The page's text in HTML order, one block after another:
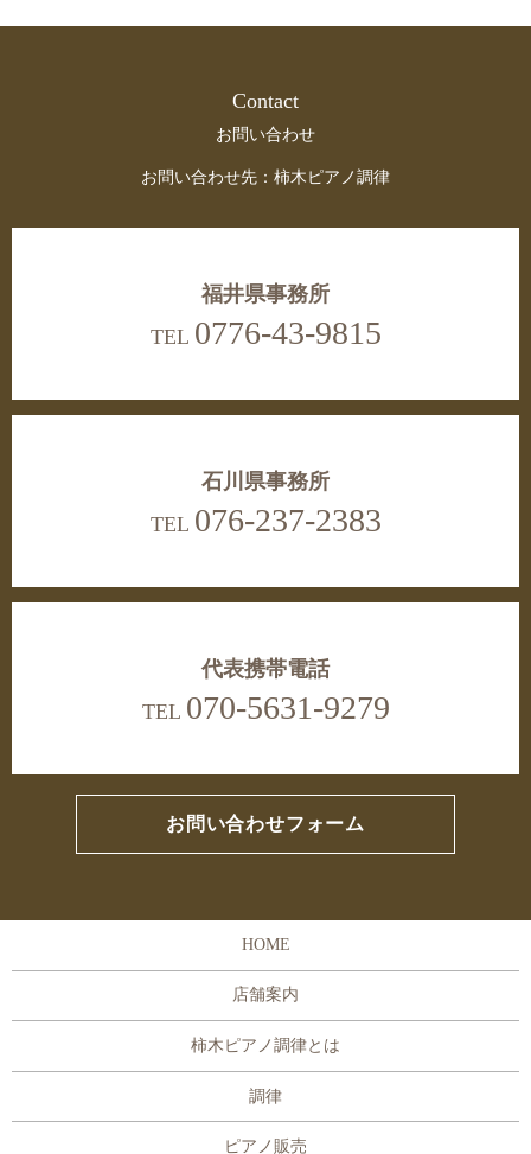
Contact
お問い合わせ
お問い合わせ先：柿木ピアノ調律
福井県事務所
TEL 0776-43-9815
石川県事務所
TEL 076-237-2383
代表携帯電話
TEL 070-5631-9279
お問い合わせフォーム
HOME
店舗案内
柿木ピアノ調律とは
調律
ピアノ販売